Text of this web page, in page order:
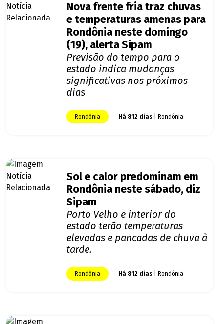
Nova frente fria traz chuvas
e temperaturas amenas para
Rondônia neste domingo
(19), alerta Sipam
Previsão do tempo para o
estado indica mudanças
significativas nos próximos
dias
Rondônia Há 812 dias | Rondônia
Sol e calor predominam em
Rondônia neste sábado, diz
Sipam
Porto Velho e interior do
estado terão temperaturas
elevadas e pancadas de chuva à
tarde.
Rondônia Há 812 dias | Rondônia